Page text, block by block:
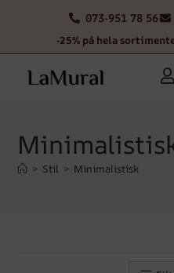
073-951 78 56
-25% på hela
> Stil > Minimalistisk